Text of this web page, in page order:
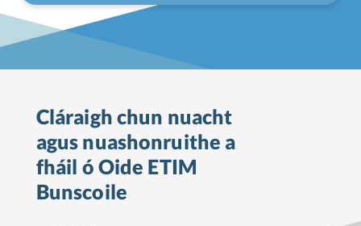
Cláraigh chun nuacht
agus nuashonruithe a
fháil ó Oide ETIM
Bunscoile